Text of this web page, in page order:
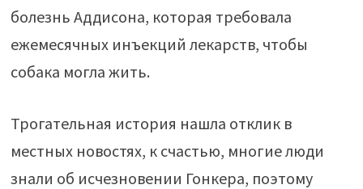
болезнь Аддисона, которая требовала
ежемесячных инъекций лекарств, чтобы
собака могла жить.
Трогательная история нашла отклик в
местных новостях, к счастью, многие люди
знали об исчезновении Гонкера, поэтому